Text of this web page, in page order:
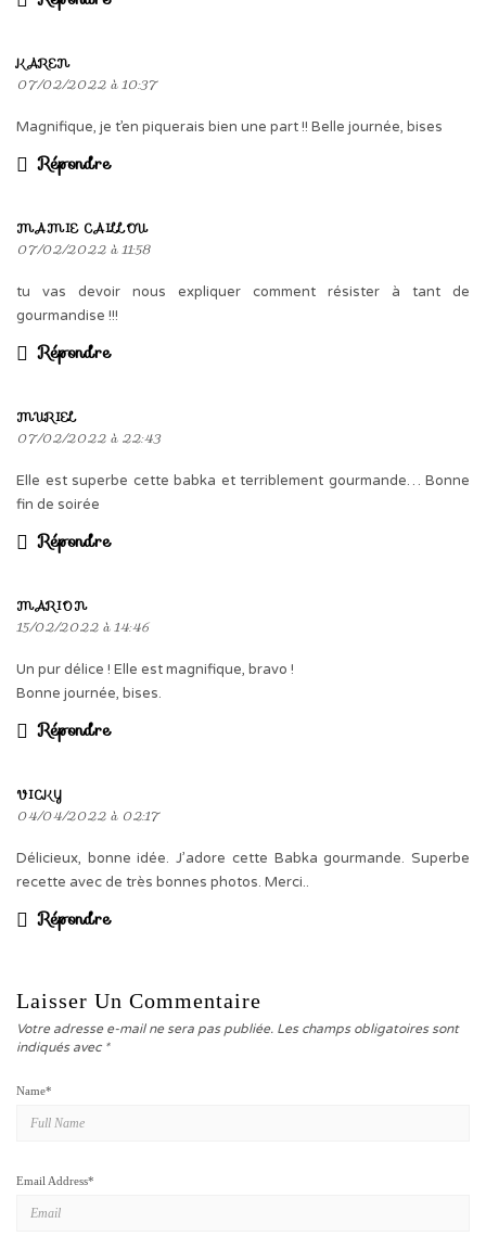
KAREN
07/02/2022 à 10:37
Magnifique, je t’en piquerais bien une part !! Belle journée, bises
Répondre
MAMIE CAILLOU
07/02/2022 à 11:58
tu vas devoir nous expliquer comment résister à tant de
gourmandise !!!
Répondre
MURIEL
07/02/2022 à 22:43
Elle est superbe cette babka et terriblement gourmande… Bonne
fin de soirée
Répondre
MARION
15/02/2022 à 14:46
Un pur délice ! Elle est magnifique, bravo !
Bonne journée, bises.
Répondre
VICKY
04/04/2022 à 02:17
Délicieux, bonne idée. J’adore cette Babka gourmande. Superbe
recette avec de très bonnes photos. Merci..
Répondre
Laisser Un Commentaire
Votre adresse e-mail ne sera pas publiée. Les champs obligatoires sont
indiqués avec *
Name*
Email Address*